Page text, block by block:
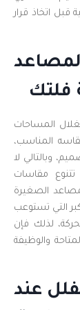
اتخاذ قرار
فلتك
المساحات
المناسب،
وبالتالي لا
مقاسات
الصغيرة
التي تستوعب
لذلك فإن
والوظيفة
عند